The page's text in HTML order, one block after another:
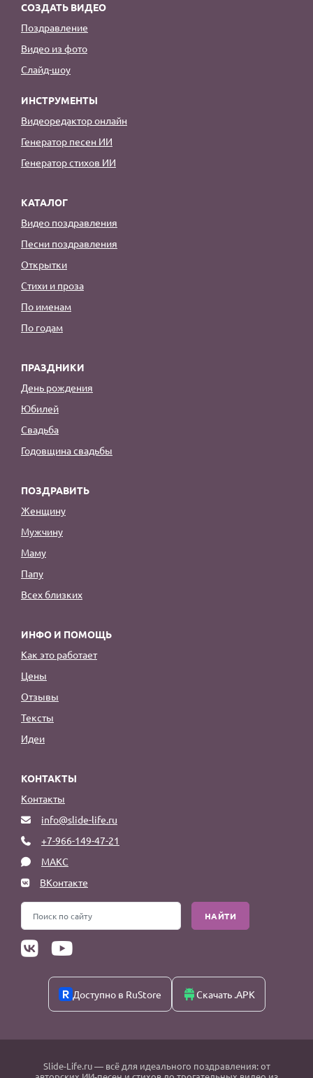
СОЗДАТЬ ВИДЕО
Поздравление
Видео из фото
Слайд-шоу
ИНСТРУМЕНТЫ
Видеоредактор онлайн
Генератор песен ИИ
Генератор стихов ИИ
КАТАЛОГ
Видео поздравления
Песни поздравления
Открытки
Стихи и проза
По именам
По годам
ПРАЗДНИКИ
День рождения
Юбилей
Свадьба
Годовщина свадьбы
ПОЗДРАВИТЬ
Женщину
Мужчину
Маму
Папу
Всех близких
ИНФО И ПОМОЩЬ
Как это работает
Цены
Отзывы
Тексты
Идеи
КОНТАКТЫ
Контакты
info@slide-life.ru
+7-966-149-47-21
МАКС
ВКонтакте
НАЙТИ
Доступно в RuStore Скачать .APK
Slide-Life.ru— всё для идеального поздравления: от